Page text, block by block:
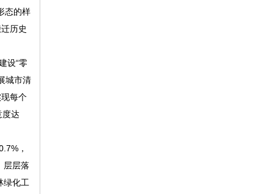
态的样
历史
设“零
城市清
每个
度达
，
层层落
绿化工